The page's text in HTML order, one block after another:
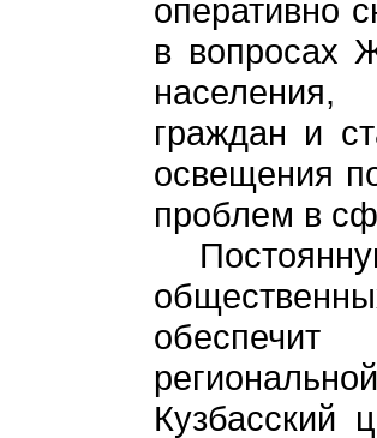
оперативно
в вопросах
граждан и
освещения
проблем в
обеспечит
Кузбасский